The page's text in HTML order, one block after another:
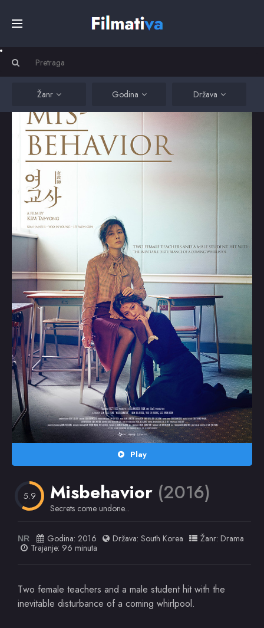
Filmovi
Serije
Kino
Random
Omiljeni
Žanr Godina Država
Play
5.9 Misbehavior (2016)
Secrets come undone...
NR Godina: 2016 Država: South Korea Žanr: Drama
Trajanje: 96 minuta
Two female teachers and a male student hit with the
inevitable disturbance of a coming whirlpool.